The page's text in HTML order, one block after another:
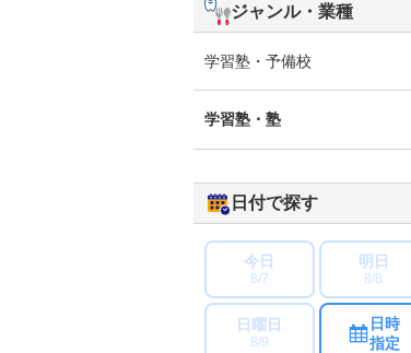
ジャンル・業種
学習塾・予備校
学習塾・塾
日付で探す
今日
8/7
明日
8/8
日曜日
8/9
日時
指定